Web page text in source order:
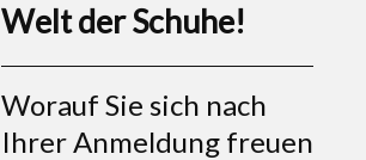
Welt der Schuhe!
Worauf Sie sich nach
Ihrer Anmeldung freuen